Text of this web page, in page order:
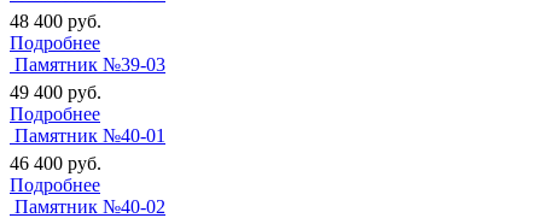
48 400 руб.
Подробнее
Памятник №39-03
49 400 руб.
Подробнее
Памятник №40-01
46 400 руб.
Подробнее
Памятник №40-02